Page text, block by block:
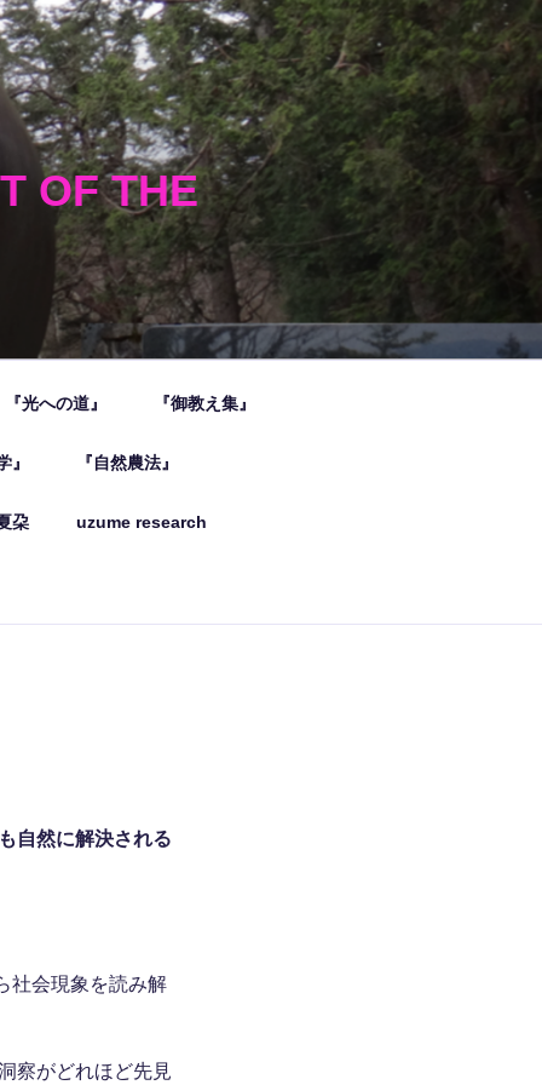
OF THE
『光への道』 『御教え集』
』 『自然農法』
朶 uzume research
自然に解決される
社会現象を読み解
察がどれほど先見